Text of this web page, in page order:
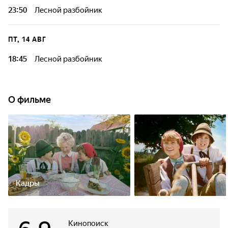
23:50 Лесной разбойник
ПТ, 14 АВГ
18:45 Лесной разбойник
О фильме
Кадры
Кинопоиск